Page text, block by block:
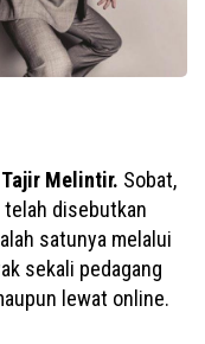
Melintir. Sobat,
telah disebutkan
satunya melalui
sekali pedagang
lewat online.